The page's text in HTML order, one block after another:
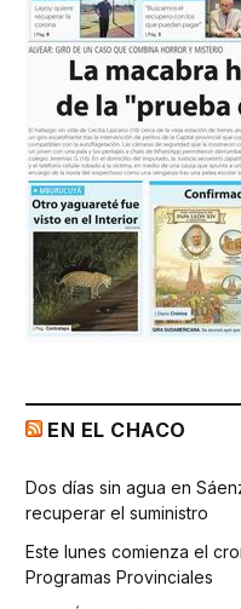
EN EL CHACO
Dos días sin agua en
recuperar el suministro
Este lunes comienza el
Programas Provinciales